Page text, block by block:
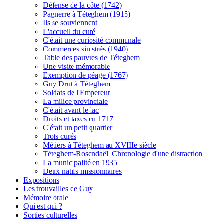
Défense de la côte (1742)
Pagnerre à Téteghem (1915)
Ils se souviennent
L'accueil du curé
C'était une curiosité communale
Commerces sinistrés (1940)
Table des pauvres de Téteghem
Une visite mémorable
Exemption de péage (1767)
Guy Drut à Téteghem
Soldats de l'Empereur
La milice provinciale
C'était avant le lac
Droits et taxes en 1717
C'était un petit quartier
Trois curés
Métiers à Téteghem au XVIIIe siècle
Téteghem-Rosendaël. Chronologie d'une distraction
La municipalité en 1935
Deux natifs missionnaires
Expositions
Les trouvailles de Guy
Mémoire orale
Qui est qui ?
Sorties culturelles